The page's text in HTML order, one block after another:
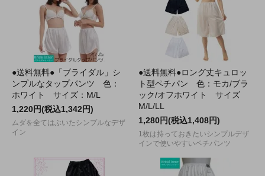
●送料無料●「ブライダル」シ
ンプルなタップパンツ 色：
ホワイト サイズ：M/L
1,220円(税込1,342円)
ムダを全てはぶいたシンプルなデザ
イン
●送料無料●ロング丈キュロッ
ト型ペチパン 色：モカ/ブラ
ック/オフホワイト サイズ
M/L/LL
1,280円(税込1,408円)
1枚は持っておきたいシンプルデザ
インで使いやすいペチパンツ